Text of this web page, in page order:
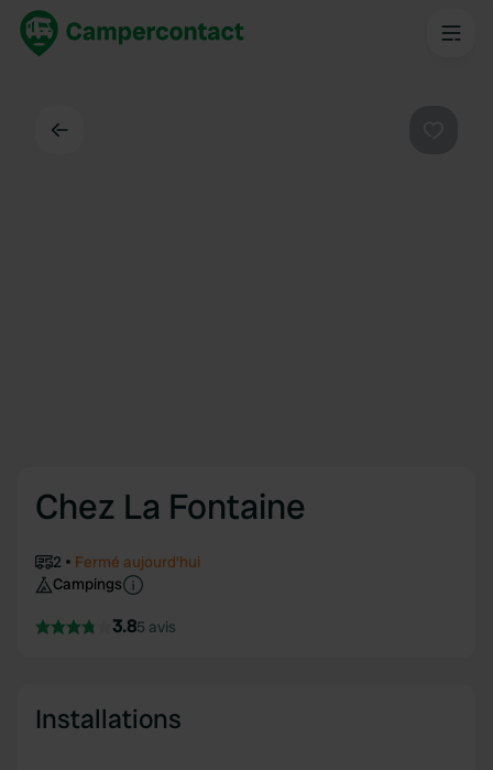
Chez La Fontaine
2
Fermé aujourd'hui
Campings
3.85 avis
Installations